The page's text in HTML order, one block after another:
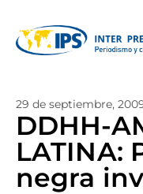
29 de septiembre,
DDHH-
LATINA:
negra